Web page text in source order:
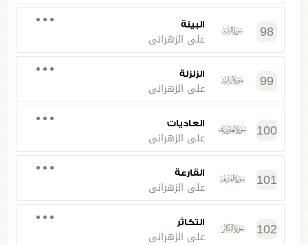
98 البينة
علي الزهراني
99 الزلزلة
علي الزهراني
100 العاديات
علي الزهراني
101 القارعة
علي الزهراني
102 التكاثر
علي الزهراني